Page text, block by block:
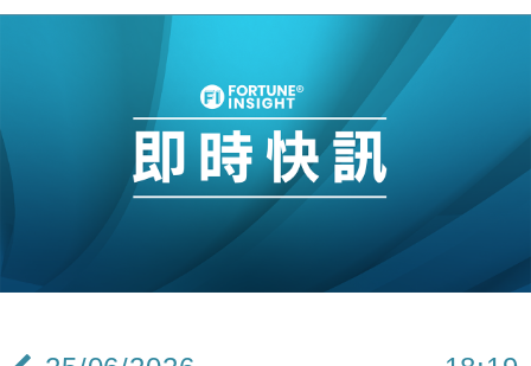
本地｜新世界K11 9月升級會員制度 增鉑金卡級別鎖
定高消費客群
財經｜本港6月零售額連升14個月 珠寶鐘錶銷售升勢
財經｜滙控重啟最多10億美元回購 派息比率目標維持
15:11
財經｜SHEIN傳最快8月中招股 估值料降至400億美
財經｜精星香港夥菜鳥拓全球智慧倉儲市場 加快海外